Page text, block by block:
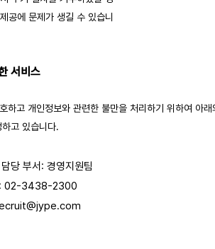
공에 문제가 생길 수 있습니
서비스
하고 개인정보와 관련한 불만을 처리하기 위하여 아래
고 있습니다.
당 부서: 경영지원팀
: 02-3438-2300